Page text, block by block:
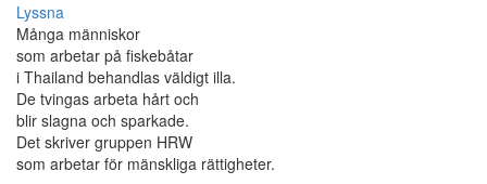
Lyssna
Många människor
som arbetar på fiskebåtar
i Thailand behandlas väldigt illa.
De tvingas arbeta hårt och
blir slagna och sparkade.
Det skriver gruppen HRW
som arbetar för mänskliga rättigheter.